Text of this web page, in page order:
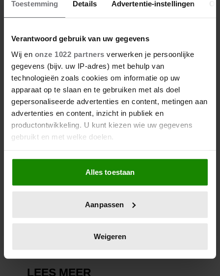
Toestemming Details Advertentie-instellingen
Verantwoord gebruik van uw gegevens
Wij en onze 1022 partners verwerken je persoonlijke
gegevens (bijv. uw IP-adres) met behulp van
technologieën zoals cookies om informatie op uw
apparaat op te slaan en te gebruiken met als doel
gepersonaliseerde advertenties en content, metingen aan
advertenties en content, inzicht in publiek en
productontwikkeling. U kunt kiezen wie uw gegevens
gebruikt en met welke doelen.
Als u het toestaat, willen we ook graag:
Informatie verzamelen over uw geografische
locatie, die tot een paar meter nauwkeurig kan zijn
scannen op specifieke eigenschappen (fingerprinting)
verwerkt en stel uw voorkeuren in het
intrekken in de Cookieverklaring.
Alles toestaan
Aanpassen
Weigeren
27 april 2026
KONING WILLEM-ALEXANDER
JARIG: ZIJN MOOISTE
PORTRETTEN DOOR DE JAREN
HEEN
27 april 2026
DOKKUM PAKT UIT VOOR
KONINGSPAAR TIJDENS